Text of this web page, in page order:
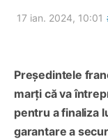
17 ian. 2024, 10:01
Președintele
marți că va
pentru a finaliza
garantare a